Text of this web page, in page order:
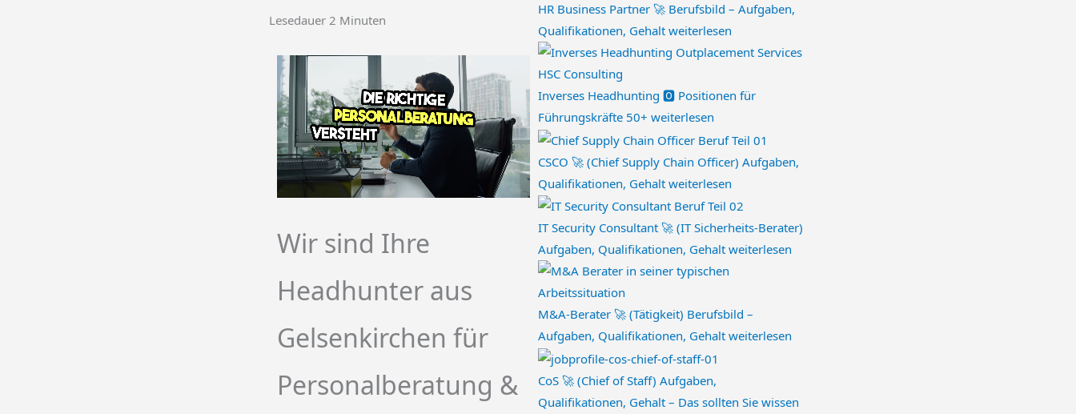
Lesedauer 2 Minuten
Wir sind Ihre
Headhunter aus
Gelsenkirchen für
Personalberatung &
HR Business Partner 🚀 Berufsbild – Aufgaben,
Qualifikationen, Gehalt weiterlesen
Inverses Headhunting 🅾️ Positionen für
Führungskräfte 50+ weiterlesen
CSCO 🚀 (Chief Supply Chain Officer) Aufgaben,
Qualifikationen, Gehalt weiterlesen
IT Security Consultant 🚀 (IT Sicherheits-Berater)
Aufgaben, Qualifikationen, Gehalt weiterlesen
M&A-Berater 🚀 (Tätigkeit) Berufsbild –
Aufgaben, Qualifikationen, Gehalt weiterlesen
CoS 🚀 (Chief of Staff) Aufgaben,
Qualifikationen, Gehalt – Das sollten Sie wissen